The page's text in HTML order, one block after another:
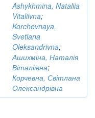
Ashykhmina, Nataliia
Vitaliivna;
Korchevnaya,
Svetlana
Oleksandrivna;
Ашихміна, Наталія
Віталіївна;
Корчевна, Світлана
Олександрівна